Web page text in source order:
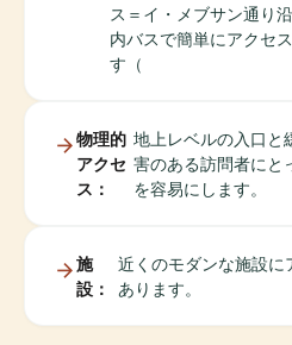
ス＝イ・メブサン通り
内バスで簡単にアクセ
す（
物理的
アクセ
ス：
地上レベルの入口と
害のある訪問者にと
を容易にします。
施
設：
近くのモダンな施設に
あります。